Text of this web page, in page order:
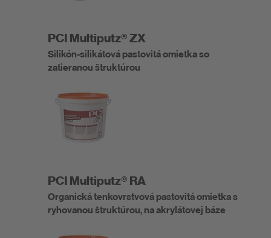
PCI Multiputz® ZX
Silikón-silikátová pastovitá omietka so
zatieranou štruktúrou
PCI Multiputz® RA
Organická tenkovrstvová pastovitá omietka s
ryhovanou štruktúrou, na akrylátovej báze